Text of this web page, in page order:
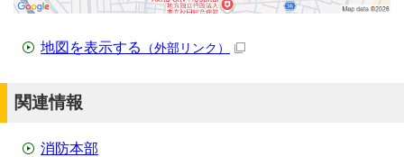
地図を表示する （外部リンク）
関連情報
消防本部